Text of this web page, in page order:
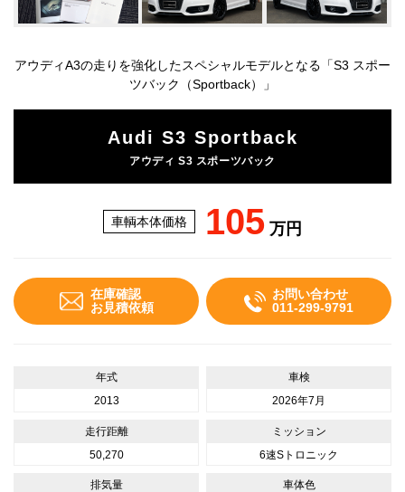
アウディA3の走りを強化したスペシャルモデルとなる「S3 スポー
ツバック（Sportback）」
Audi S3 Sportback
アウディ S3 スポーツバック
車輌本体価格 105 万円
在庫確認
お見積依頼
お問い合わせ
011-299-9791
年式
2013
車検
2026年7月
走行距離
50,270
ミッション
6速Sトロニック
排気量
車体色